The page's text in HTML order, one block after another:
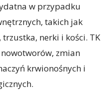
w przypadku
takich jak
trzustka, nerki i kości. TK
zmian
krwionośnych i